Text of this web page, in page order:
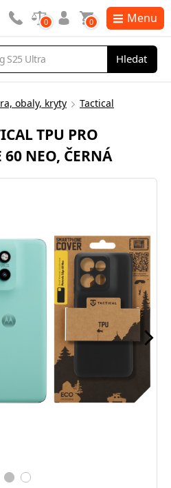
Hledat
0 0 Menu
obaly, kryty Tactical
TPU PRO
NEO, ČERNÁ